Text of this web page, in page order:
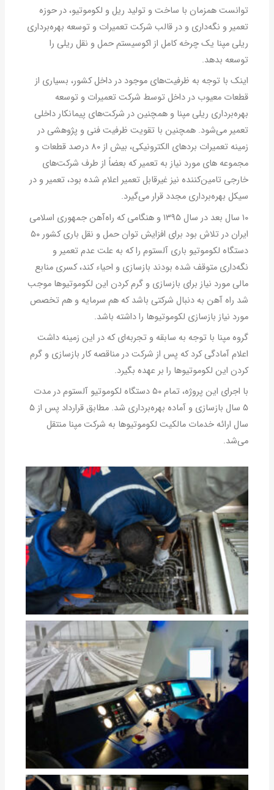
توانست همزمان با ساخت و تولید ریل و لکوموتیو، در حوزه
تعمیر و نگه‌داری و در قالب شرکت تعمیرات و توسعه بهره‌برداری
ریلی مپنا یک چرخه کامل از اکوسیستم حمل و نقل ریلی را
توسعه بدهد.
اینک با توجه به ظرفیت‌های موجود در داخل کشور، بسیاری از
قطعات معیوب در داخل توسط شرکت تعمیرات و توسعه
بهره‌برداری ریلی مپنا و همچنین در شرکت‌های پیمانکار داخلی
تعمیر می‌شود. همچنین با تقویت ظرفیت فنی و پژوهشی در
زمینه تعمیرات بردهای الکترونیکی، بیش از ۸۰ درصد قطعات و
مجموعه های مورد نیاز به تعمیر که بعضاً از طرف شرکت‌های
خارجی تامین‌کننده نیز غیرقابل تعمیر اعلام شده بود، تعمیر و در
سیکل بهره‌برداری مجدد قرار می‌گیرد.
۱۰ سال بعد در سال ۱۳۹۵ و هنگامی که راه‌آهن جمهوری اسلامی
ایران در تلاش بود برای افزایش توان حمل و نقل باری کشور ۵۰
دستگاه لکوموتیو باری آلستوم را که به علت عدم تعمیر و
نگه‌داری متوقف شده بودند بازسازی و احیاء کند، کسری منابع
مالی مورد نیاز برای بازسازی و گرم کردن این لکوموتیوها موجب
شد راه آهن به دنبال شرکتی باشد که هم سرمایه و هم تخصص
مورد نیاز بازسازی لکوموتیوها را داشته باشد.
گروه مپنا با توجه به سابقه و تجربه‌ای که در این زمینه داشت
اعلام آمادگی کرد که پس از شرکت در مناقصه کار بازسازی و گرم
کردن این لکوموتیوها را بر عهده بگیرد.
با اجرای این پروژه، تمام ۵۰ دستگاه لکوموتیو آلستوم در مدت
۵ سال بازسازی و آماده بهره‌برداری شد. مطابق قرارداد پس از ۵
سال ارائه خدمات مالکیت لکوموتیوها به شرکت مپنا منتقل
می‌شد.